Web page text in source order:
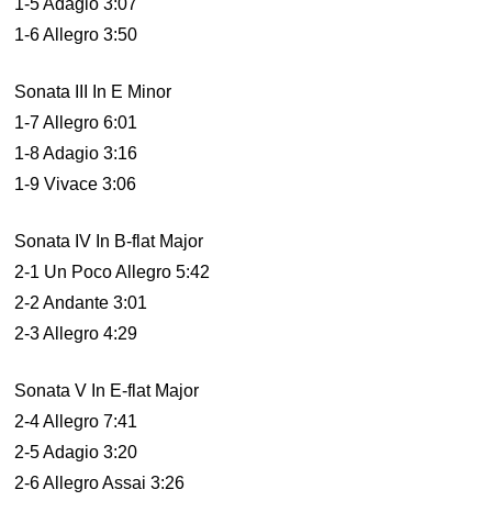
1-5 Adagio 3:07
1-6 Allegro 3:50
Sonata III In E Minor
1-7 Allegro 6:01
1-8 Adagio 3:16
1-9 Vivace 3:06
Sonata IV In B-flat Major
2-1 Un Poco Allegro 5:42
2-2 Andante 3:01
2-3 Allegro 4:29
Sonata V In E-flat Major
2-4 Allegro 7:41
2-5 Adagio 3:20
2-6 Allegro Assai 3:26